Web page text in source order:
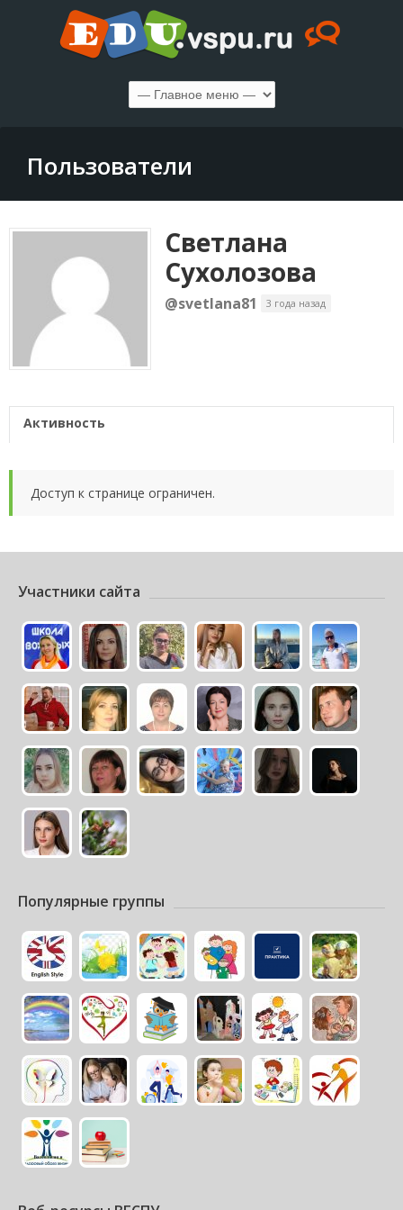
Пользователи
Светлана
Сухолозова
@svetlana81 3 года назад
Активность
Доступ к странице ограничен.
Участники сайта
Популярные группы